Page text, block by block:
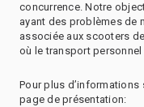
concurrence. Notre
ayant des problèmes de
associée aux scooters
où le transport
Pour plus d’informations
page de présentation: